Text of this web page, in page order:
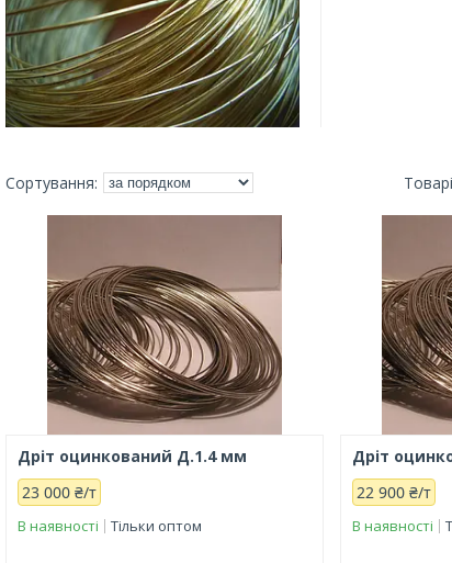
Дріт оцинкований Д.1.4 мм
23 000 ₴/т
В наявності Тільки оптом
Дріт
22 900 ₴/т
В наявності